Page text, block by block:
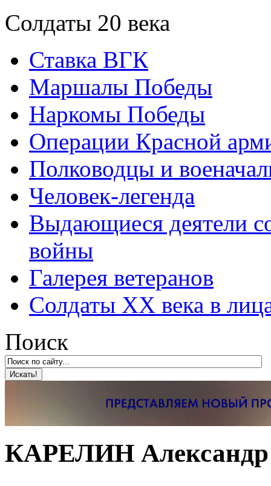
Солдаты 20 века
Ставка ВГК
Маршалы Победы
Наркомы Победы
Операции Красной
Полководцы и
Человек-легенда
Выдающиеся деятели
войны
Галерея ветеранов
Солдаты XX века в
Поиск
КАРЕЛИН Александр